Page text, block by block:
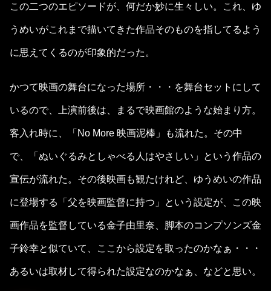
この二つのエピソードが、何だか妙に生々しい。これ、ゆ
うめいがこれまで描いてきた作品そのものを指してるよう
に思えてくるのが印象的だった。
かつて映画の舞台になった場所・・・を舞台セットにして
いるので、上演前後は、まるで映画館のような始まり方。
客入れ時に、「No More 映画泥棒」も流れた。その中
で、「ぬいぐるみとしゃべる人はやさしい」という作品の
宣伝が流れた。その後映画も観たけれど、ゆうめいの作品
に登場する「父を映画監督に持つ」という設定が、この映
画作品を監督している金子由里奈、脚本のコンプソンズ金
子鈴幸と似ていて、ここから設定を取ったのかなぁ・・・
あるいは取材して得られた設定なのかなぁ、などと思い。